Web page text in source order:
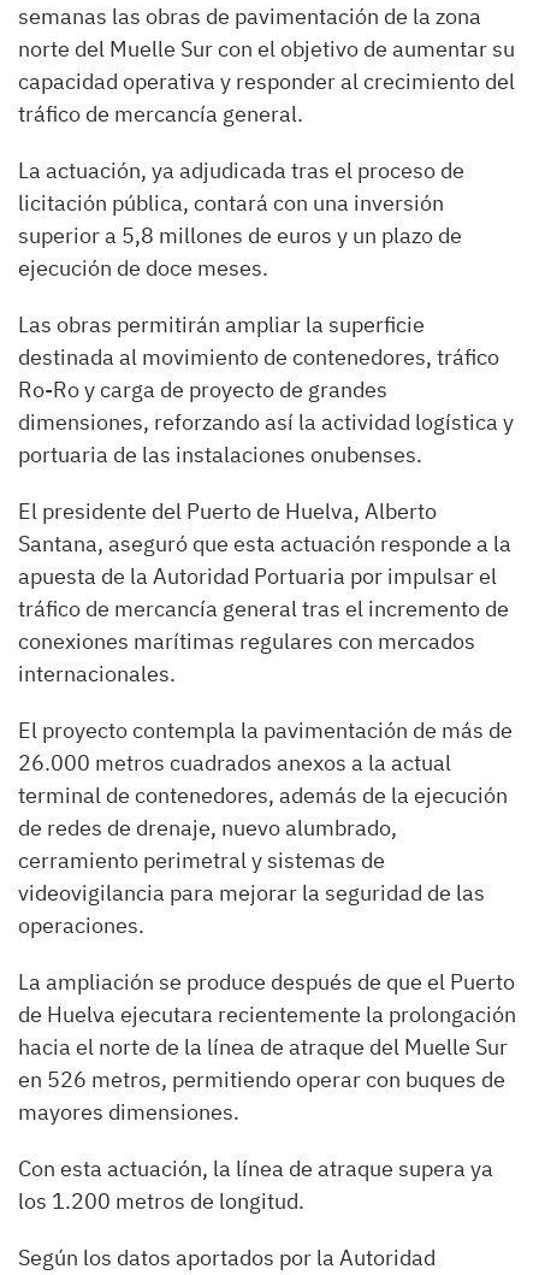
semanas las obras de pavimentación de la zona
norte del Muelle Sur con el objetivo de aumentar su
capacidad operativa y responder al crecimiento del
tráfico de mercancía general.
La actuación, ya adjudicada tras el proceso de
licitación pública, contará con una inversión
superior a 5,8 millones de euros y un plazo de
ejecución de doce meses.
Las obras permitirán ampliar la superficie
destinada al movimiento de contenedores, tráfico
Ro-Ro y carga de proyecto de grandes
dimensiones, reforzando así la actividad logística y
portuaria de las instalaciones onubenses.
El presidente del Puerto de Huelva, Alberto
Santana, aseguró que esta actuación responde a la
apuesta de la Autoridad Portuaria por impulsar el
tráfico de mercancía general tras el incremento de
conexiones marítimas regulares con mercados
internacionales.
El proyecto contempla la pavimentación de más de
26.000 metros cuadrados anexos a la actual
terminal de contenedores, además de la ejecución
de redes de drenaje, nuevo alumbrado,
cerramiento perimetral y sistemas de
videovigilancia para mejorar la seguridad de las
operaciones.
La ampliación se produce después de que el Puerto
de Huelva ejecutara recientemente la prolongación
hacia el norte de la línea de atraque del Muelle Sur
en 526 metros, permitiendo operar con buques de
mayores dimensiones.
Con esta actuación, la línea de atraque supera ya
los 1.200 metros de longitud.
Según los datos aportados por la Autoridad